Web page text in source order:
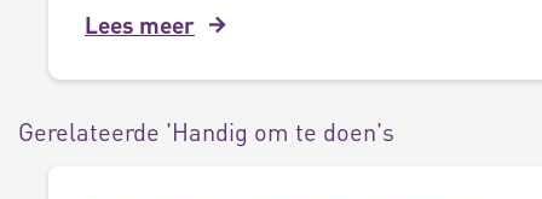
Lees meer
Gerelateerde 'Handig om te doen's